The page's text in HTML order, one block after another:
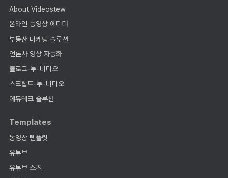
About Videostew
온라인 동영상 에디터
부동산 마케팅 솔루션
언론사 영상 자동화
블로그-투-비디오
스크립트-투-비디오
에듀테크 솔루션
Templates
동영상 템플릿
유튜브
유튜브 쇼츠